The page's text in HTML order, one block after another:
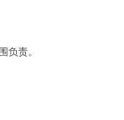
负责。